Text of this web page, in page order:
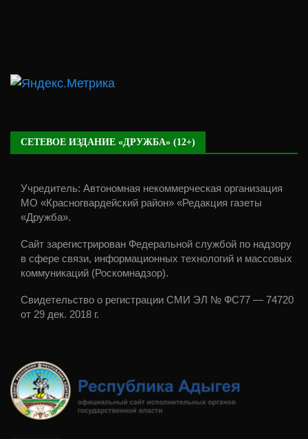
СЕТЕВОЕ ИЗДАНИЕ «ДРУЖБА» (12+)
Учредитель: Автономная некоммерческая организация
МО «Красногвардейский район» «Редакция газеты
«Дружба».
Сайт зарегистрирован Федеральной службой по надзору
в сфере связи, информационных технологий и массовых
коммуникаций (Роскомнадзор).
Свидетельство о регистрации СМИ ЭЛ № ФС77 — 74720
от 29 дек. 2018 г.